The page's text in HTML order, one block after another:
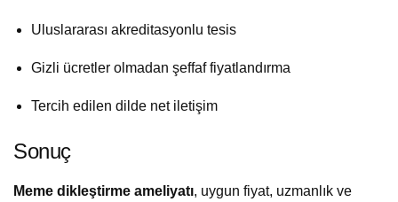
Uluslararası akreditasyonlu tesis
Gizli ücretler olmadan şeffaf fiyatlandırma
Tercih edilen dilde net iletişim
Sonuç
Meme dikleştirme ameliyatı, uygun fiyat, uzmanlık ve